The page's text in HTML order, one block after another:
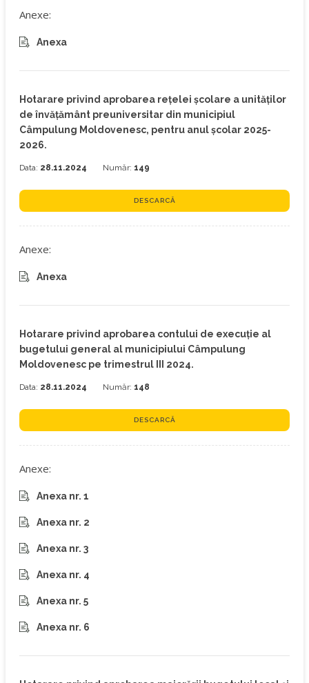
Anexe:
Anexa
Hotarare privind aprobarea reţelei şcolare a unităţilor
de învăţământ preuniversitar din municipiul
Câmpulung Moldovenesc, pentru anul şcolar 2025-
2026.
Data: 28.11.2024 Număr: 149
DESCARCĂ
Anexe:
Anexa
Hotarare privind aprobarea contului de execuţie al
bugetului general al municipiului Câmpulung
Moldovenesc pe trimestrul III 2024.
Data: 28.11.2024 Număr: 148
DESCARCĂ
Anexe:
Anexa nr. 1
Anexa nr. 2
Anexa nr. 3
Anexa nr. 4
Anexa nr. 5
Anexa nr. 6